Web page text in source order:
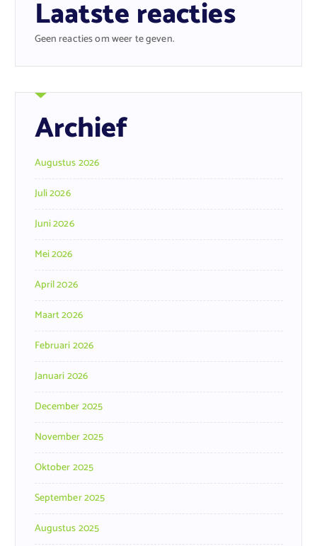
Laatste reacties
Geen reacties om weer te geven.
Archief
Augustus 2026
Juli 2026
Juni 2026
Mei 2026
April 2026
Maart 2026
Februari 2026
Januari 2026
December 2025
November 2025
Oktober 2025
September 2025
Augustus 2025